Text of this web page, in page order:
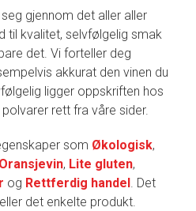
gjennom det aller aller
til kvalitet, selvfølgelig smak
det. Vi forteller deg
akkurat den vinen du
ligger oppskriften hos
rett fra våre sider.
som Økologisk,
Oransjevin, Lite gluten,
og Rettferdig handel. Det
det enkelte produkt.